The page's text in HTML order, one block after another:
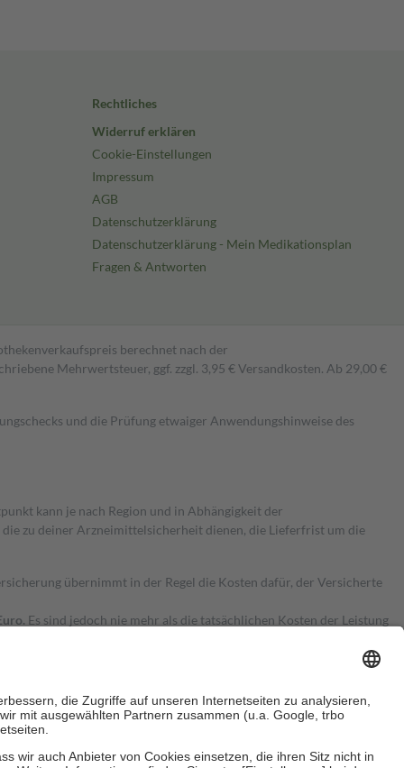
Rechtliches
Widerruf erklären
Cookie-Einstellungen
Impressum
AGB
Datenschutzerklärung
Datenschutzerklärung - Mein Medikationsplan
Fragen & Antworten
berechnet nach der
Mehrwertsteuer, ggf. zzgl. 3,95 € Versandkosten. Ab 29,00 €
und die Prüfung etwaiger Anwendungshinweise des
kann je nach Region und in Abhängigkeit der
zu deiner Arzneimittelsicherheit dienen, die Lieferfrist um die
übernimmt in der Regel die Kosten dafür, der Versicherte
Es sind jedoch nie mehr als die tatsächlichen Kosten der Leistung
Zuzahlungen an bei: